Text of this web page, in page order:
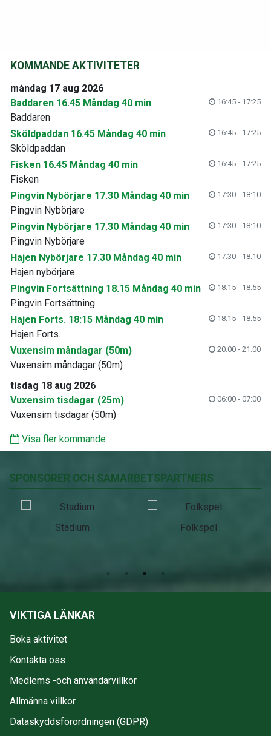
KOMMANDE AKTIVITETER
måndag 17 aug 2026
Baddaren 16.45 Måndag 40 min
16:45 - 17:25
Baddaren
Sköldpaddan 16.45 Måndag 40 min
16:45 - 17:25
Sköldpaddan
Fisken 16.45 Måndag 40 min
16:45 - 17:25
Fisken
Pingvin Nybörjare 17.30 Måndag 40 min
17:30 - 18:10
Pingvin Nybörjare
Pingvin Nybörjare 17.30 Måndag 40 min
17:30 - 18:10
Pingvin Nybörjare
Hajen Nybörjare 17.30 Måndag 40 min
17:30 - 18:10
Hajen nybörjare
Pingvin Fortsättning 18.15 Måndag 40 min
18:15 - 18:55
Pingvin Fortsättning
Hajen Forts. 18:15 Måndag 40 min
18:15 - 18:55
Hajen Forts.
Vuxensim måndagar (50m)
20:00 - 21:00
Vuxensim måndagar (50m)
tisdag 18 aug 2026
Vuxensim tisdagar (25m)
06:00 - 07:00
Vuxensim tisdagar (50m)
Visa fler kommande
SPONSORER OCH SAMARBETSPARTNERS
Stadium Folkspel
VIKTIGA LÄNKAR
Boka aktivitet
Kontakta oss
Medlems -och användarvillkor
Allmänna villkor
Dataskyddsförordningen (GDPR)